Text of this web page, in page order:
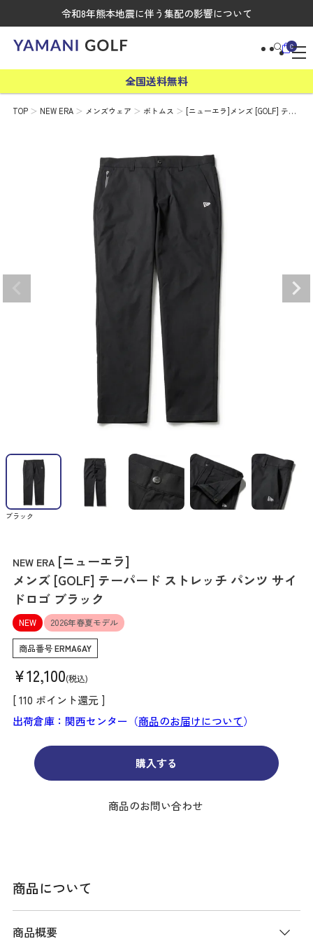
令和8年熊本地震に伴う集配の影響について
0
全国送料無料
TOP NEW ERA メンズウェア ボトムス [ニューエラ]メンズ [GOLF] テ…
ブラック
NEW ERA [ニューエラ]
メンズ [GOLF] テーパード ストレッチ パンツ サイ
ドロゴ ブラック
NEW 2026年春夏モデル
商品番号ERMA6AY
¥12,100 税込
[110 ポイント還元 ]
出荷倉庫：関西センター（商品のお届けについて）
購入する
商品のお問い合わせ
商品について
商品概要